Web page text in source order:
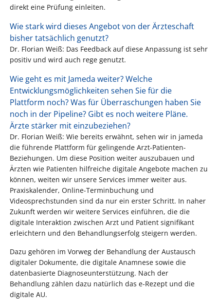
direkt eine Prüfung einleiten.
Wie stark wird dieses Angebot von der Ärzteschaft
bisher tatsächlich genutzt?
Dr. Florian Weiß: Das Feedback auf diese Anpassung ist sehr
positiv und wird auch rege genutzt.
Wie geht es mit Jameda weiter? Welche
Entwicklungsmöglichkeiten sehen Sie für die
Plattform noch? Was für Überraschungen haben Sie
noch in der Pipeline? Gibt es noch weitere Pläne.
Ärzte stärker mit einzubeziehen?
Dr. Florian Weiß: Wie bereits erwähnt, sehen wir in jameda
die führende Plattform für gelingende Arzt-Patienten-
Beziehungen. Um diese Position weiter auszubauen und
Ärzten wie Patienten hilfreiche digitale Angebote machen zu
können, weiten wir unsere Services immer weiter aus.
Praxiskalender, Online-Terminbuchung und
Videosprechstunden sind da nur ein erster Schritt. In naher
Zukunft werden wir weitere Services einführen, die die
digitale Interaktion zwischen Arzt und Patient signifikant
erleichtern und den Behandlungserfolg steigern werden.
Dazu gehören im Vorweg der Behandlung der Austausch
digitaler Dokumente, die digitale Anamnese sowie die
datenbasierte Diagnoseunterstützung. Nach der
Behandlung zählen dazu natürlich das e-Rezept und die
digitale AU.